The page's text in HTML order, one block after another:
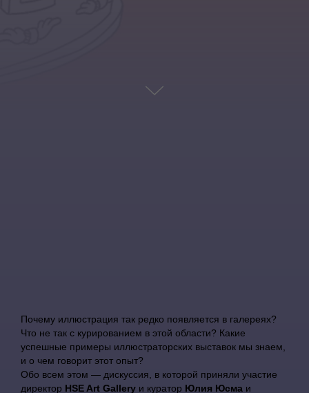
Почему иллюстрация так редко появляется в галереях?
Что не так с курированием в этой области? Какие
успешные примеры иллюстраторских выставок мы знаем,
и о чем говорит этот опыт?
Обо всем этом — дискуссия, в которой приняли участие
директор HSE Art Gallery и куратор Юлия Юсма и